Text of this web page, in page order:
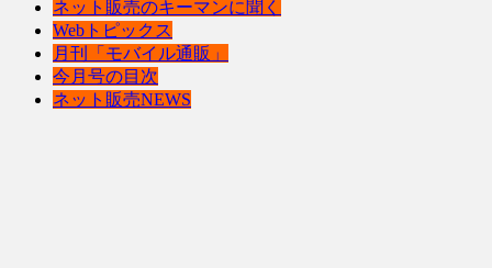
ネット販売のキーマンに聞く
Webトピックス
月刊「モバイル通販」
今月号の目次
ネット販売NEWS